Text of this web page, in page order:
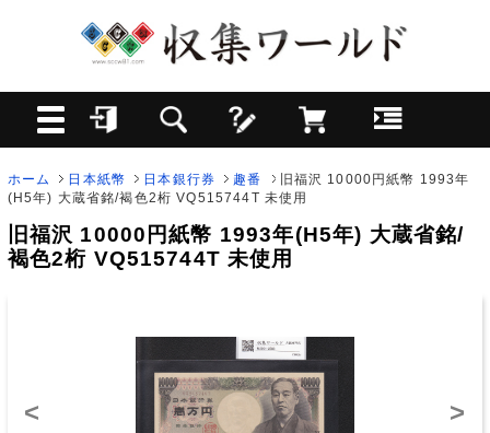
ホーム 日本紙幣 日本銀行券 趣番
旧福沢 10000円紙幣 1993年
(H5年) 大蔵省銘/褐色2桁 VQ515744T 未使用
旧福沢 10000円紙幣 1993年(H5年) 大蔵省銘/
褐色2桁 VQ515744T 未使用
< >